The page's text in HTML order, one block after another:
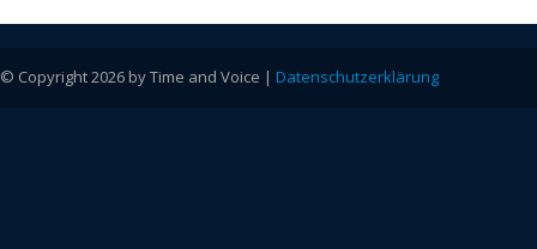
© Copyright 2026 by Time and Voice | Datenschutzerklärung